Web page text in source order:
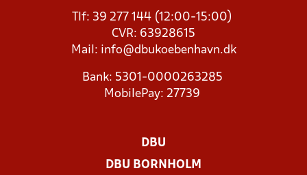
Tlf: 39 277 144 (12:00-15:00)
CVR: 63928615
Mail: info@dbukoebenhavn.dk
Bank: 5301-0000263285
MobilePay: 27739
DBU
DBU BORNHOLM